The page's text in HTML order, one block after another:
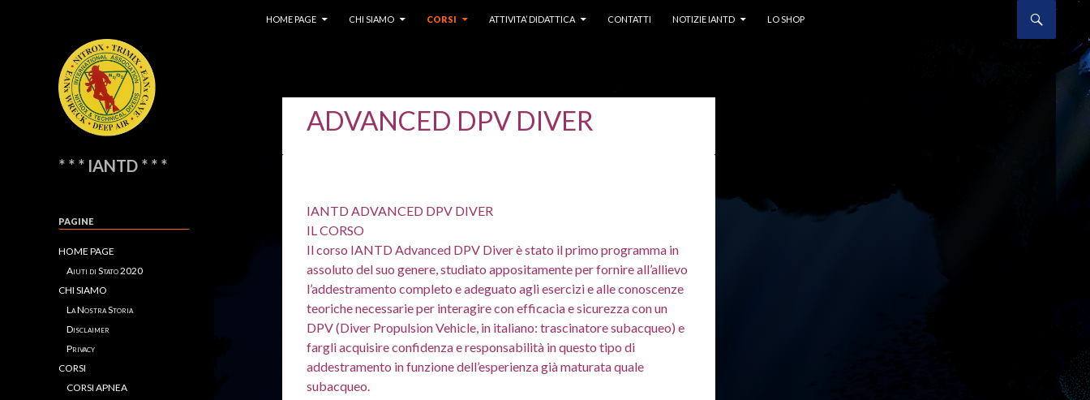
HOME PAGE
CHI SIAMO CORSI ATTIVITA’ DIDATTICA CONTATTI NOTIZIE IANTD LO SHOP
ADVANCED DPV DIVER
IANTD ADVANCED DPV DIVER
IL CORSO
Il corso IANTD Advanced DPV Diver è stato il primo programma in
assoluto del suo genere, studiato appositamente per fornire all’allievo
l’addestramento completo e adeguato agli esercizi e alle conoscenze
teoriche necessarie per interagire con efficacia e sicurezza con un
DPV (Diver Propulsion Vehicle, in italiano: trascinatore subacqueo) e
fargli acquisire confidenza e responsabilità in questo tipo di
addestramento in funzione dell’esperienza già maturata quale
subacqueo.
* * * IANTD * * *
PAGINE
HOME PAGE
Aiuti di Stato 2020
CHI SIAMO
La Nostra Storia
Disclaimer
Privacy
CORSI
CORSI APNEA